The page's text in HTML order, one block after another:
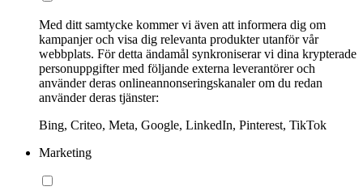
Med ditt samtycke kommer vi även att informera dig om
kampanjer och visa dig relevanta produkter utanför vår
webbplats. För detta ändamål synkroniserar vi dina krypterade
personuppgifter med följande externa leverantörer och
använder deras onlineannonseringskanaler om du redan
använder deras tjänster:
Bing, Criteo, Meta, Google, LinkedIn, Pinterest, TikTok
Marketing